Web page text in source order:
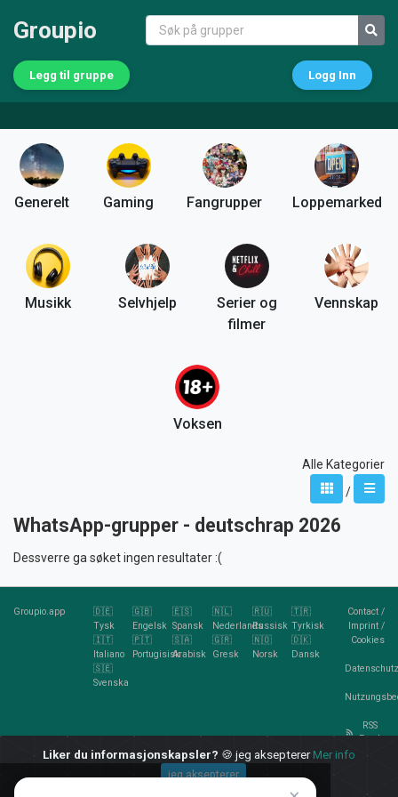
Groupio
Legg til gruppe Logg Inn
Generelt Gaming Fangrupper Loppemarked
Musikk Selvhjelp
Serier og
filmer
Vennskap
Voksen
Alle Kategorier
/
WhatsApp-grupper - deutschrap 2026
Dessverre ga søket ingen resultater :(
Groupio.app
🇩🇪
Tysk
🇬🇧
Engelsk
🇪🇸
Spansk
🇳🇱
Nederlands
🇷🇺
Russisk
🇹🇷
Tyrkisk
🇮🇹
Italiano
🇵🇹
Portugisisk
🇸🇦
Arabisk
🇬🇷
Gresk
🇳🇴
Norsk
🇩🇰
Dansk
🇸🇪
Svenska
Contact/
Imprint/
Cookies
RSS
Feed
Liker du informasjonskapsler? 🍪 jeg aksepterer Mer info
jeg aksepterer